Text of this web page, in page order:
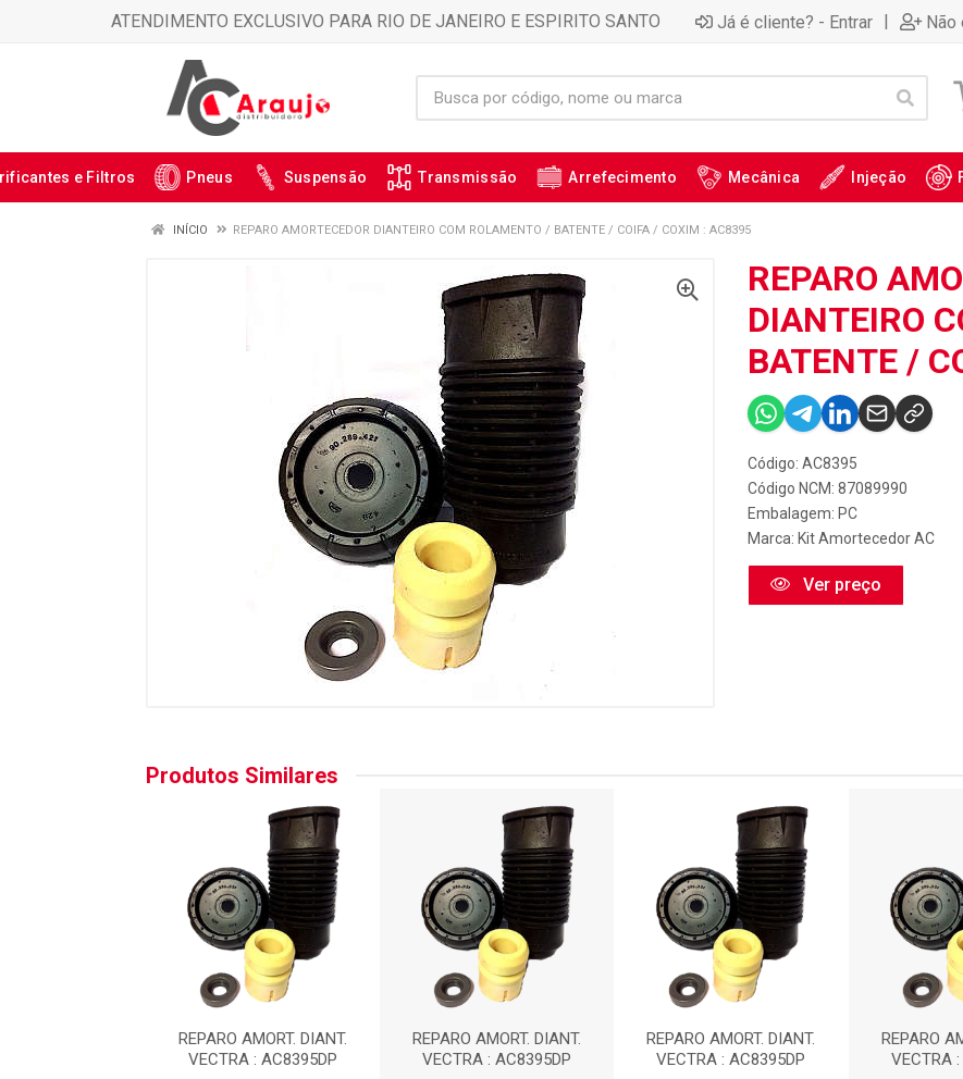
ATENDIMENTO EXCLUSIVO PARA RIO DE JANEIRO E ESPIRITO SANTO Já é cliente? - Entrar | Não
e Filtros Pneus Suspensão Transmissão Arrefecimento Mecânica Injeção
INÍCIO REPARO AMORTECEDOR DIANTEIRO COM ROLAMENTO / BATENTE / COIFA / COXIM : AC8395
REPARO
DIANTEIRO
BATENTE /
Código: AC8395
Código NCM: 87089990
Embalagem: PC
Marca: Kit Amortecedor AC
Ver preço
Produtos Similares
REPARO AMORT. DIANT.
VECTRA : AC8395DP
REPARO AMORT. DIANT.
VECTRA : AC8395DP
REPARO AMORT. DIANT.
VECTRA : AC8395DP
REPARO
VECTRA